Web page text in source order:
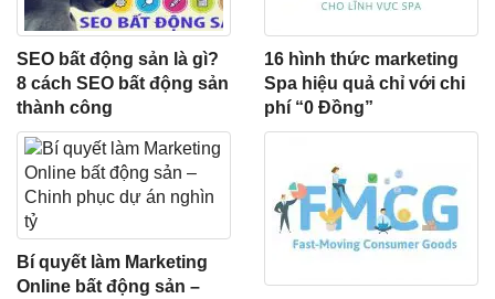
SEO bất động sản là gì?
8 cách SEO bất động sản
thành công
16 hình thức marketing
Spa hiệu quả chỉ với chi
phí “0 Đồng”
Bí quyết làm Marketing
Online bất động sản –